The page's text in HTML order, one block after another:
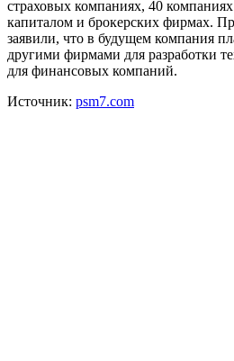
страховых компаниях, 40
капиталом и брокерских фирмах.
заявили, что в будущем компания
другими фирмами для разработки
для финансовых компаний.
Источник: psm7.com